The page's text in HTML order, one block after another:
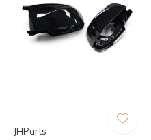
JHParts